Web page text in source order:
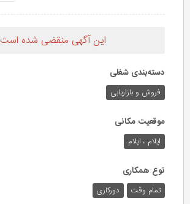
این آگهی منقضی شده است
دسته‌بندی شغلی
فروش و بازاریابی
موقعیت مکانی
ایلام ، ایلام
نوع همکاری
تمام وقت دورکاری